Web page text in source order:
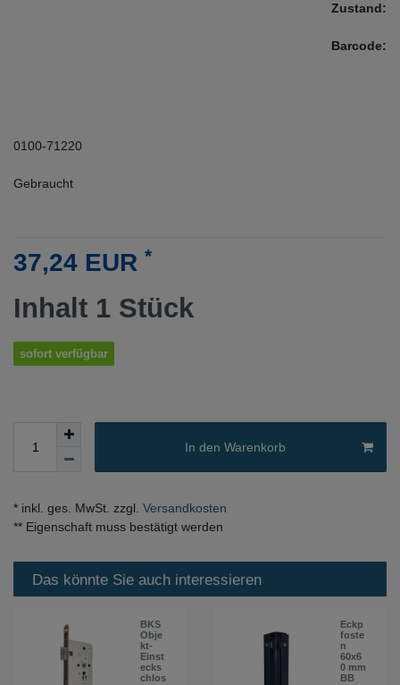
Zustand:
Barcode:
0100-71220
Gebraucht
37,24 EUR *
Inhalt 1 Stück
sofort verfügbar
In den Warenkorb
* inkl. ges. MwSt. zzgl. Versandkosten
** Eigenschaft muss bestätigt werden
Das könnte Sie auch interessieren
BKS
Obje
kt-
Einst
ecks
chlos
Eckp
foste
n
60x6
0 mm
BB